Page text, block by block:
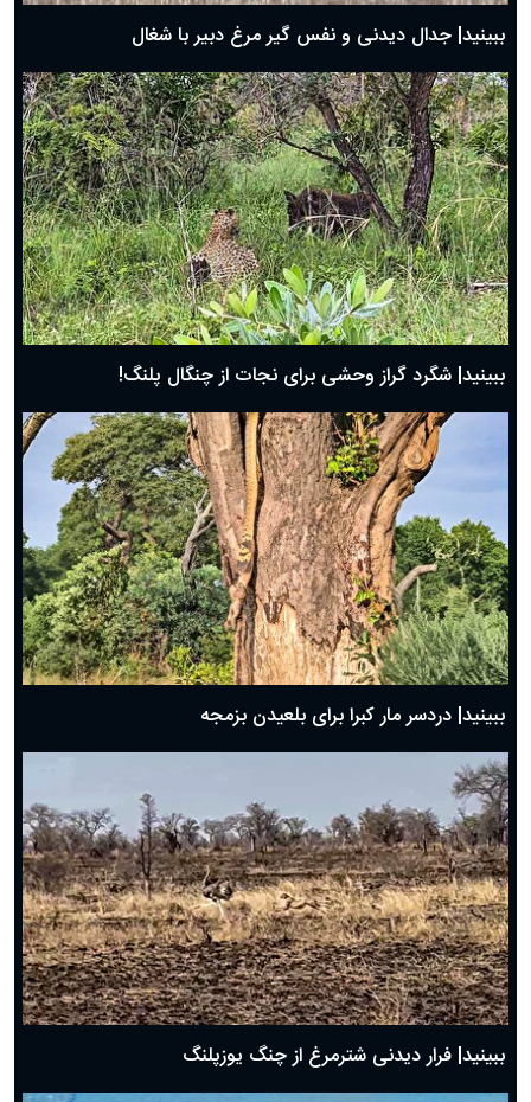
ببینید| جدال دیدنی و نفس گیر مرغ دبیر با شغال
ببینید| شگرد گراز وحشی برای نجات از چنگال پلنگ!
ببینید| دردسر مار کبرا برای بلعیدن بزمجه
ببینید| فرار دیدنی شترمرغ از چنگ یوزپلنگ